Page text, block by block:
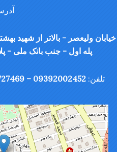
خیابان ولیعصر - بالاتر از شهید
پله اول - جنب بانک ملی -
تلفن:09392002452 – 88727469 (021) – 88703956 (021)